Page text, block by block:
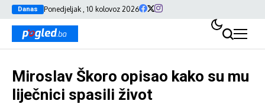
Danas Ponedjeljak , 10 kolovoz 2026
Miroslav Škoro opisao kako su mu
liječnici spasili život